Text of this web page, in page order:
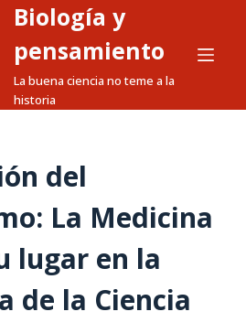
Biología y
pensamiento
La buena ciencia no teme a la
historia
del
La Medicina
lugar en la
de la Ciencia